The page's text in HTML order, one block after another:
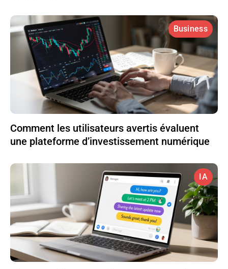
Business
Comment les utilisateurs avertis évaluent
une plateforme d’investissement numérique
IA